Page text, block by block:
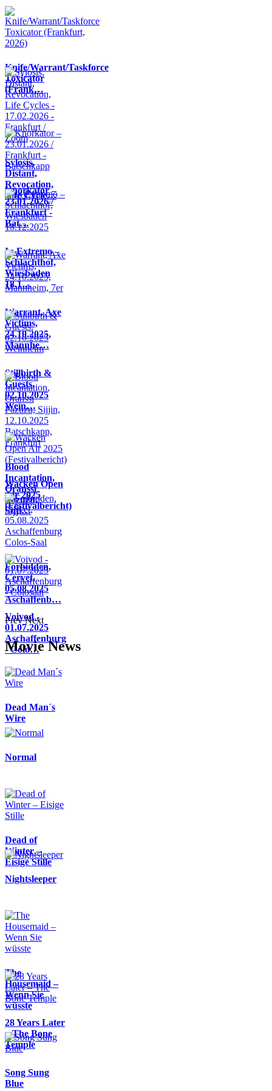
Knife/Warrant/Taskforce
Toxicator
(Frank…
Sylosis,
Distant,
Revocation,
Life Cycle…
Knorkator –
23.01.2026 /
Frankfurt -
Bat…
In Extremo –
Schlachthof,
Wiesbaden
18.1…
Warrant, Axe
Victims,
24.10.2025,
Mannhe…
Stillbirth &
Guests,
02.10.2025
Wein…
Blood
Incantation,
Oranssi
Pazuzu,
Sijji…
Wacken Open
Air 2025
(Festivalbericht)
Forbidden,
Cervet,
05.08.2025
Aschaffenb…
Voivod -
01.07.2025
Aschaffenburg
- Colo…
Prev Next
Movie News
Dead Man´s
Wire
Normal
Dead of
Winter –
Eisige Stille
Nightsleeper
The
Housemaid –
Wenn Sie
wüsste
28 Years Later
– The Bone
Temple
Song Sung
Blue